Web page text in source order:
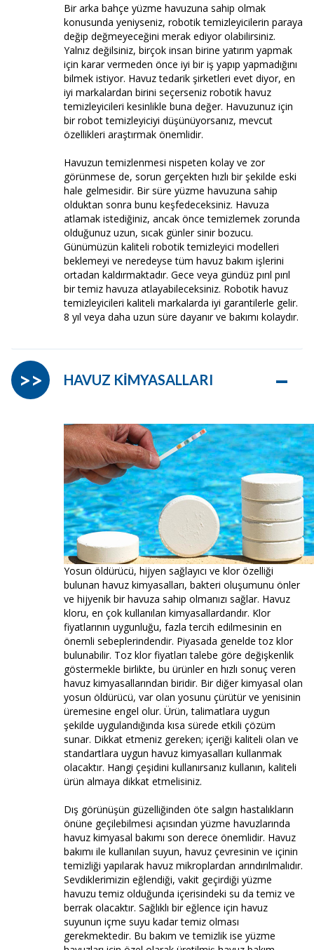
Bir arka bahçe yüzme havuzuna sahip olmak
konusunda yeniyseniz, robotik temizleyicilerin paraya
değip değmeyeceğini merak ediyor olabilirsiniz.
Yalnız değilsiniz, birçok insan birine yatırım yapmak
için karar vermeden önce iyi bir iş yapıp yapmadığını
bilmek istiyor. Havuz tedarik şirketleri evet diyor, en
iyi markalardan birini seçerseniz robotik havuz
temizleyicileri kesinlikle buna değer. Havuzunuz için
bir robot temizleyiciyi düşünüyorsanız, mevcut
özellikleri araştırmak önemlidir.
Havuzun temizlenmesi nispeten kolay ve zor
görünmese de, sorun gerçekten hızlı bir şekilde eski
hale gelmesidir. Bir süre yüzme havuzuna sahip
olduktan sonra bunu keşfedeceksiniz. Havuza
atlamak istediğiniz, ancak önce temizlemek zorunda
olduğunuz uzun, sıcak günler sinir bozucu.
Günümüzün kaliteli robotik temizleyici modelleri
beklemeyi ve neredeyse tüm havuz bakım işlerini
ortadan kaldırmaktadır. Gece veya gündüz pırıl pırıl
bir temiz havuza atlayabileceksiniz. Robotik havuz
temizleyicileri kaliteli markalarda iyi garantilerle gelir.
8 yıl veya daha uzun süre dayanır ve bakımı kolaydır.
HAVUZ KİMYASALLARI –
>>
Yosun öldürücü, hijyen sağlayıcı ve klor özelliği
bulunan havuz kimyasalları, bakteri oluşumunu önler
ve hijyenik bir havuza sahip olmanızı sağlar. Havuz
kloru, en çok kullanılan kimyasallardandır. Klor
fiyatlarının uygunluğu, fazla tercih edilmesinin en
önemli sebeplerindendir. Piyasada genelde toz klor
bulunabilir. Toz klor fiyatları talebe göre değişkenlik
göstermekle birlikte, bu ürünler en hızlı sonuç veren
havuz kimyasallarından biridir. Bir diğer kimyasal olan
yosun öldürücü, var olan yosunu çürütür ve yenisinin
üremesine engel olur. Ürün, talimatlara uygun
şekilde uygulandığında kısa sürede etkili çözüm
sunar. Dikkat etmeniz gereken; içeriği kaliteli olan ve
standartlara uygun havuz kimyasalları kullanmak
olacaktır. Hangi çeşidini kullanırsanız kullanın, kaliteli
ürün almaya dikkat etmelisiniz.
Dış görünüşün güzelliğinden öte salgın hastalıkların
önüne geçilebilmesi açısından yüzme havuzlarında
havuz kimyasal bakımı son derece önemlidir. Havuz
bakımı ile kullanılan suyun, havuz çevresinin ve içinin
temizliği yapılarak havuz mikroplardan arındırılmalıdır.
Sevdiklerimizin eğlendiği, vakit geçirdiği yüzme
havuzu temiz olduğunda içerisindeki su da temiz ve
berrak olacaktır. Sağlıklı bir eğlence için havuz
suyunun içme suyu kadar temiz olması
gerekmektedir. Bu bakım ve temizlik ise yüzme